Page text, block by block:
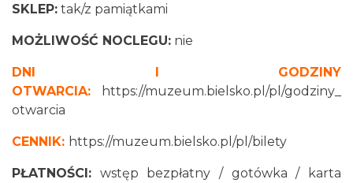
SKLEP: tak/z pamiątkami
MOŻLIWOŚĆ NOCLEGU: nie
DNI I GODZINY
OTWARCIA:
https://muzeum.bielsko.pl/pl/godziny_
otwarcia
CENNIK: https://muzeum.bielsko.pl/pl/bilety
PŁATNOŚCI: wstęp bezpłatny / gotówka / karta